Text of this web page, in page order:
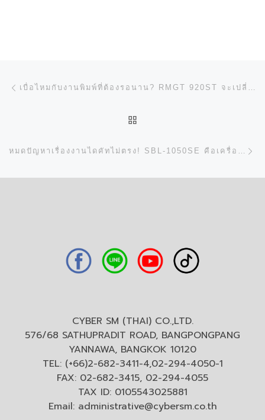
การนำทางของเรื่อง เบื่อไหมกับงานพิมพ์ที่ต้องรอนาน? RMGT 920ST จะเปลี่ยนเกมธุรกิจคุณ!
CYBER SM (THAI) CO.,LTD.
576/68 SATHUPRADIT ROAD, BANGPONGPANG
YANNAWA, BANGKOK 10120
TEL: (+66)2-682-3411-4,02-294-4050-1
FAX: 02-682-3415, 02-294-4055
TAX ID: 0105543025881
Email: administrative@cybersm.co.th